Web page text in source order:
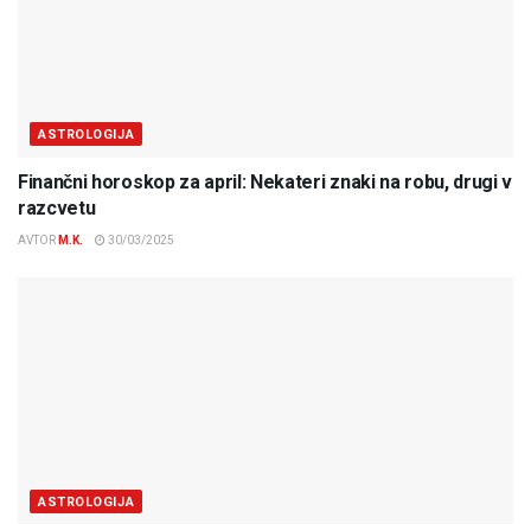
ASTROLOGIJA
Finančni horoskop za april: Nekateri znaki na robu, drugi v
razcvetu
AVTOR M.K. 30/03/2025
ASTROLOGIJA